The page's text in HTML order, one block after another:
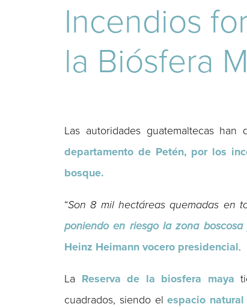
Incendios
la Biósfera
Las autoridades guatemaltecas han
departamento de Petén, por los
bosque.
“Son 8 mil hectáreas quemadas en
poniendo en riesgo la zona
Heinz Heimann vocero presidencial.
La Reserva de la biosfera maya
cuadrados, siendo elespacio